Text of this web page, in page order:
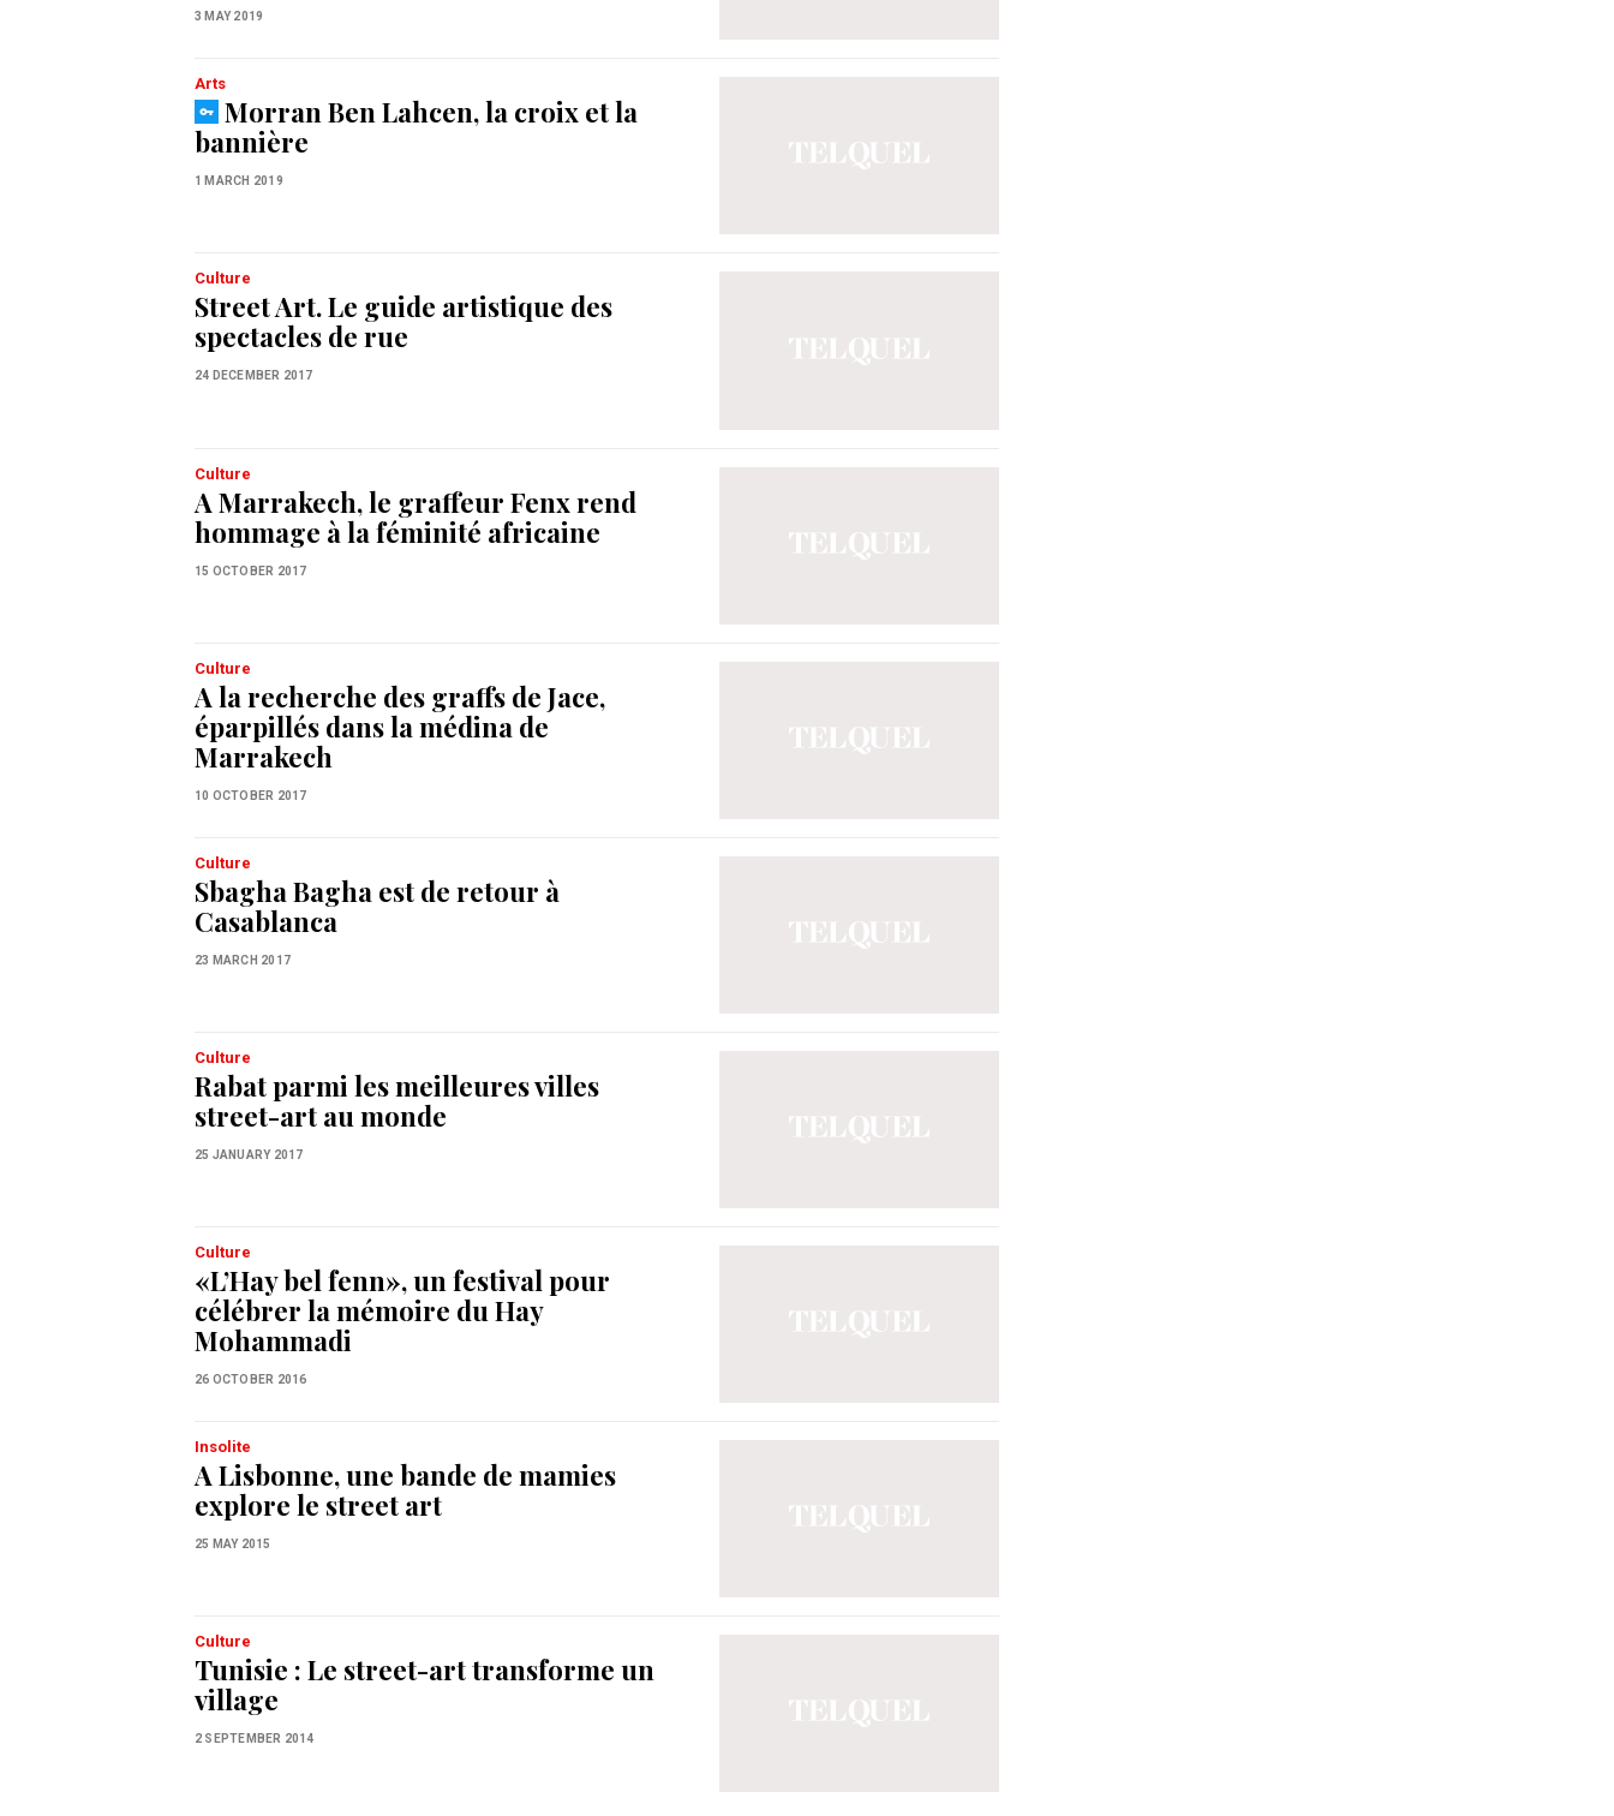
3 MAY 2019
Arts
Morran Ben Lahcen, la croix et la
bannière
1 MARCH 2019
Culture
Street Art. Le guide artistique des
spectacles de rue
24 DECEMBER 2017
Culture
A Marrakech, le graffeur Fenx rend
hommage à la féminité africaine
15 OCTOBER 2017
Culture
A la recherche des graffs de Jace,
éparpillés dans la médina de
Marrakech
10 OCTOBER 2017
Culture
Sbagha Bagha est de retour à
Casablanca
23 MARCH 2017
Culture
Rabat parmi les meilleures villes
street-art au monde
25 JANUARY 2017
Culture
«L’Hay bel fenn», un festival pour
célébrer la mémoire du Hay
Mohammadi
26 OCTOBER 2016
Insolite
A Lisbonne, une bande de mamies
explore le street art
25 MAY 2015
Culture
Tunisie : Le street-art transforme un
village
2 SEPTEMBER 2014